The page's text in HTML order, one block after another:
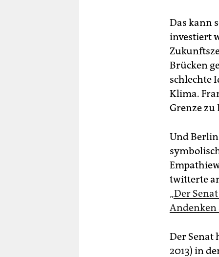
Das kann
investiert
Brücken
schlechte
Klima.
Grenze
Und
twitterte
„Der
Andenken
Der Senat
2013) in